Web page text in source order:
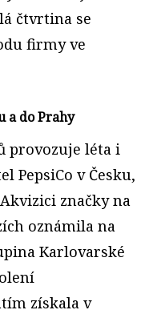
čtvrtina se
firmy ve
a do Prahy
provozuje léta i
PepsiCo v Česku,
značky na
oznámila na
Karlovarské
získala v